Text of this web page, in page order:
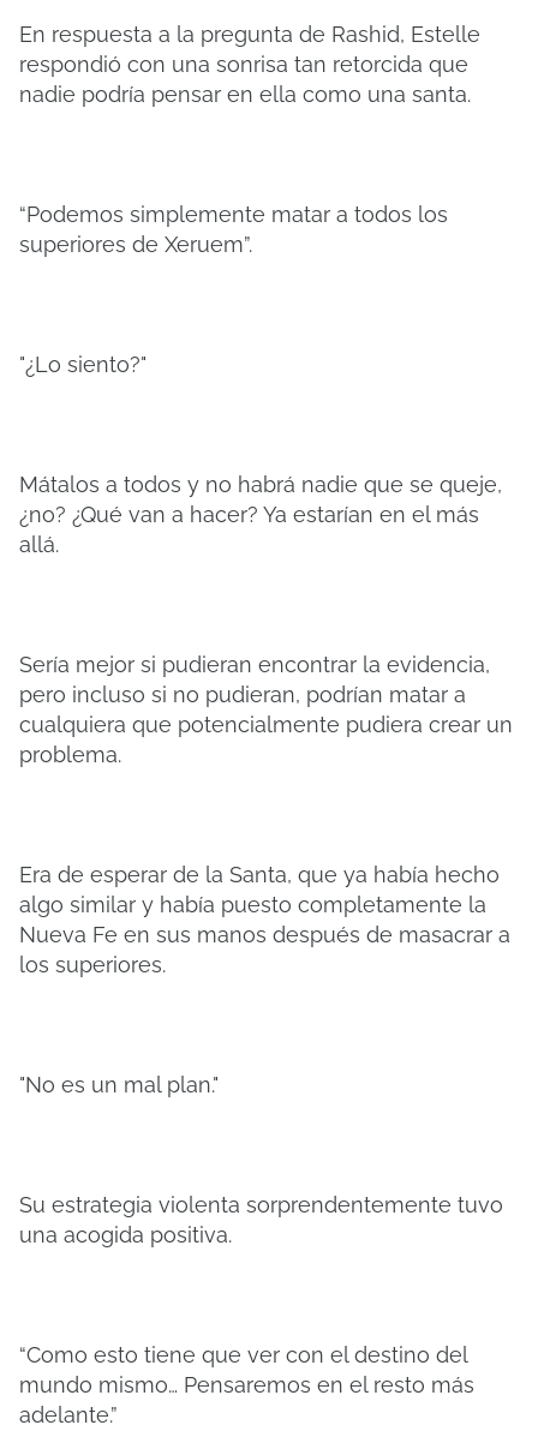
En respuesta a la pregunta de Rashid, Estelle
respondió con una sonrisa tan retorcida que
nadie podría pensar en ella como una santa.
“Podemos simplemente matar a todos los
superiores de Xeruem”.
"¿Lo siento?"
Mátalos a todos y no habrá nadie que se queje,
¿no? ¿Qué van a hacer? Ya estarían en el más
allá.
Sería mejor si pudieran encontrar la evidencia,
pero incluso si no pudieran, podrían matar a
cualquiera que potencialmente pudiera crear un
problema.
Era de esperar de la Santa, que ya había hecho
algo similar y había puesto completamente la
Nueva Fe en sus manos después de masacrar a
los superiores.
"No es un mal plan."
Su estrategia violenta sorprendentemente tuvo
una acogida positiva.
“Como esto tiene que ver con el destino del
mundo mismo… Pensaremos en el resto más
adelante.”